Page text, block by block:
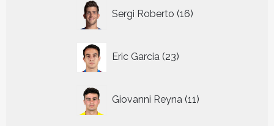
Sergi Roberto 16
producten
Eric Garcia 23
producten
Giovanni Reyna 11
producten